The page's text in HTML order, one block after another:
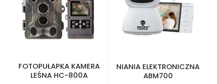
FOTOPUŁAPKA KAMERA
LEŚNA HC-800A
NIANIA ELEKTRONICZNA
ABM700